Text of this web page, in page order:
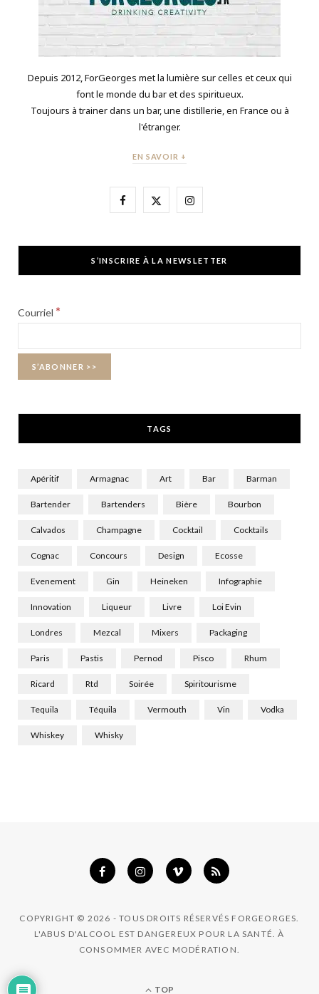
Depuis 2012, ForGeorges met la lumière sur celles et ceux qui
font le monde du bar et des spiritueux.
Toujours à trainer dans un bar, une distillerie, en France ou à
l'étranger.
EN SAVOIR +
F
e
X
w
I
t
S’INSCRIRE À LA NEWSLETTER
Courriel *
TAGS
Apéritif Armagnac Art Bar Barman
Bartender Bartenders Bière Bourbon
Calvados Champagne Cocktail Cocktails
Cognac Concours Design Ecosse
Evenement Gin Heineken Infographie
Innovation Liqueur Livre Loi Evin
Londres Mezcal Mixers Packaging
Paris Pastis Pernod Pisco Rhum
Ricard Rtd Soirée Spiritourisme
Tequila Téquila Vermouth Vin Vodka
Whiskey Whisky
COPYRIGHT © 2026 - TOUS DROITS RÉSERVÉS FORGEORGES.
L'ABUS D'ALCOOL EST DANGEREUX POUR LA SANTÉ. À
CONSOMMER AVEC MODÉRATION.
TOP